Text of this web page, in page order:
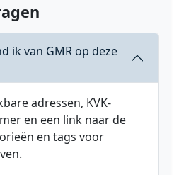
ik van GMR op deze
adressen, KVK-
en een link naar de
en tags voor